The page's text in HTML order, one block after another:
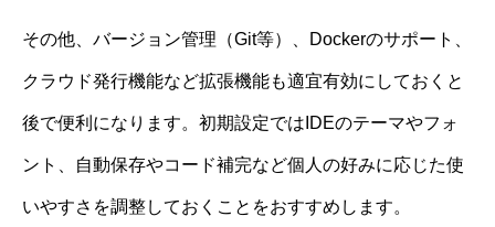
その他、バージョン管理（Git等）、Dockerのサポート、
クラウド発行機能など拡張機能も適宜有効にしておくと
後で便利になります。初期設定ではIDEのテーマやフォ
ント、自動保存やコード補完など個人の好みに応じた使
いやすさを調整しておくことをおすすめします。